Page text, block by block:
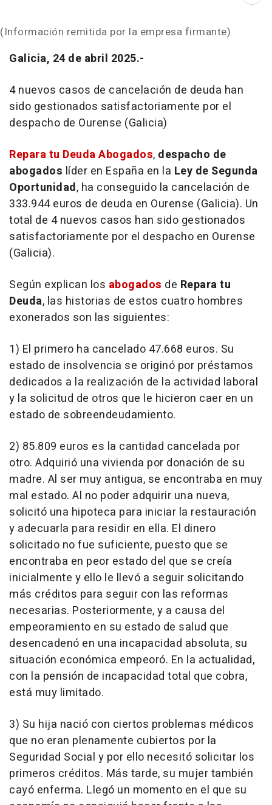
(Información remitida por la empresa firmante)
Galicia, 24 de abril 2025.-
4 nuevos casos de cancelación de deuda han
sido gestionados satisfactoriamente por el
despacho de Ourense (Galicia)
Repara tu Deuda Abogados, despacho de
abogados líder en España en la Ley de Segunda
Oportunidad, ha conseguido la cancelación de
333.944 euros de deuda en Ourense (Galicia). Un
total de 4 nuevos casos han sido gestionados
satisfactoriamente por el despacho en Ourense
(Galicia).
Según explican los abogados de Repara tu
Deuda, las historias de estos cuatro hombres
exonerados son las siguientes:
1) El primero ha cancelado 47.668 euros. Su
estado de insolvencia se originó por préstamos
dedicados a la realización de la actividad laboral
y la solicitud de otros que le hicieron caer en un
estado de sobreendeudamiento.
2) 85.809 euros es la cantidad cancelada por
otro. Adquirió una vivienda por donación de su
madre. Al ser muy antigua, se encontraba en muy
mal estado. Al no poder adquirir una nueva,
solicitó una hipoteca para iniciar la restauración
y adecuarla para residir en ella. El dinero
solicitado no fue suficiente, puesto que se
encontraba en peor estado del que se creía
inicialmente y ello le llevó a seguir solicitando
más créditos para seguir con las reformas
necesarias. Posteriormente, y a causa del
empeoramiento en su estado de salud que
desencadenó en una incapacidad absoluta, su
situación económica empeoró. En la actualidad,
con la pensión de incapacidad total que cobra,
está muy limitado.
3) Su hija nació con ciertos problemas médicos
que no eran plenamente cubiertos por la
Seguridad Social y por ello necesitó solicitar los
primeros créditos. Más tarde, su mujer también
cayó enferma. Llegó un momento en el que su